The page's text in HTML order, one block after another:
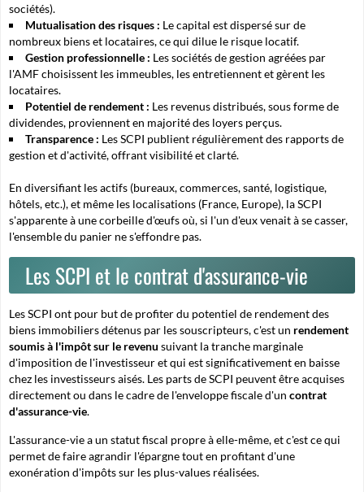
sociétés).
Mutualisation des risques : Le capital est dispersé sur de
nombreux biens et locataires, ce qui dilue le risque locatif.
Gestion professionnelle : Les sociétés de gestion agréées par
l'AMF choisissent les immeubles, les entretiennent et gèrent les
locataires.
Potentiel de rendement : Les revenus distribués, sous forme de
dividendes, proviennent en majorité des loyers perçus.
Transparence : Les SCPI publient régulièrement des rapports de
gestion et d'activité, offrant visibilité et clarté.
En diversifiant les actifs (bureaux, commerces, santé, logistique,
hôtels, etc.), et même les localisations (France, Europe), la SCPI
s'apparente à une corbeille d'œufs où, si l'un d'eux venait à se casser,
l'ensemble du panier ne s'effondre pas.
Les SCPI et le contrat d'assurance-vie
Les SCPI ont pour but de profiter du potentiel de rendement des
biens immobiliers détenus par les souscripteurs, c'est un rendement
soumis à l'impôt sur le revenu suivant la tranche marginale
d'imposition de l'investisseur et qui est significativement en baisse
chez les investisseurs aisés. Les parts de SCPI peuvent être acquises
directement ou dans le cadre de l'enveloppe fiscale d'un contrat
d'assurance-vie.
L'assurance-vie a un statut fiscal propre à elle-même, et c'est ce qui
permet de faire agrandir l'épargne tout en profitant d'une
exonération d'impôts sur les plus-values réalisées.